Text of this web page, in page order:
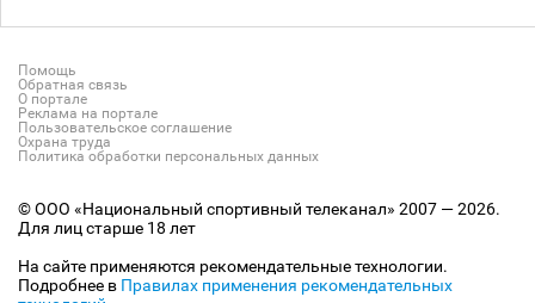
Помощь
Обратная связь
О портале
Реклама на портале
Пользовательское соглашение
Охрана труда
Политика обработки персональных данных
© ООО «Национальный спортивный телеканал» 2007 — 2026.
Для лиц старше 18 лет
На сайте применяются рекомендательные технологии.
Подробнее в Правилах применения рекомендательных